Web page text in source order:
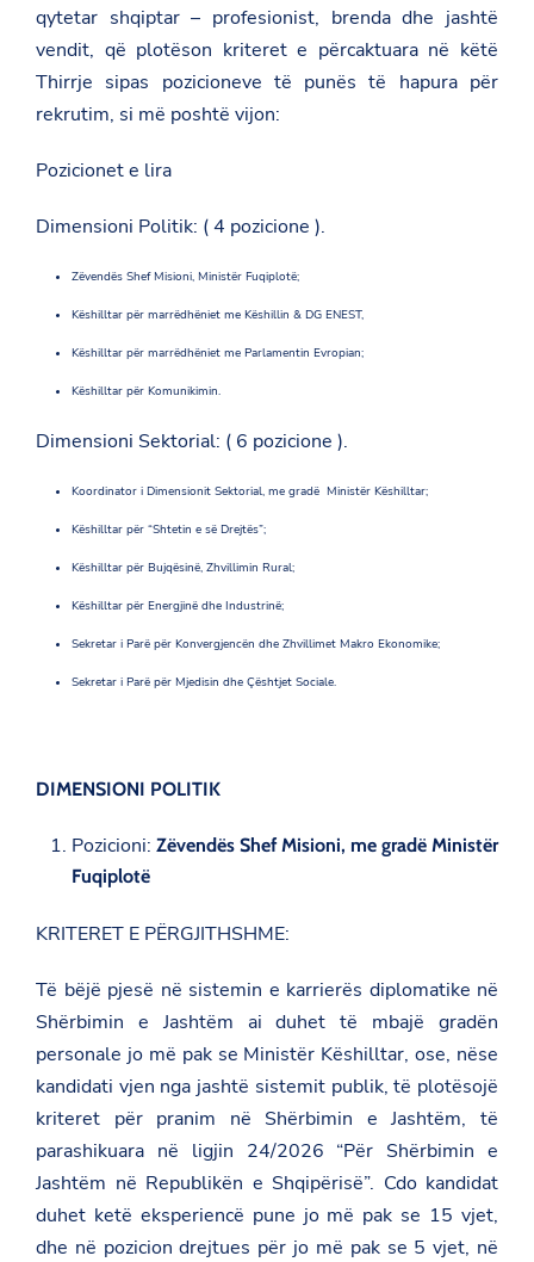
qytetar shqiptar – profesionist, brenda dhe jashtë
vendit, që plotëson kriteret e përcaktuara në këtë
Thirrje sipas pozicioneve të punës të hapura për
rekrutim, si më poshtë vijon:
Pozicionet e lira
Dimensioni Politik: ( 4 pozicione ).
Zëvendës Shef Misioni, Ministër Fuqiplotë;
Këshilltar për marrëdhëniet me Këshillin & DG ENEST,
Këshilltar për marrëdhëniet me Parlamentin Evropian;
Këshilltar për Komunikimin.
Dimensioni Sektorial: ( 6 pozicione ).
Koordinator i Dimensionit Sektorial, me gradë Ministër Këshilltar;
Këshilltar për “Shtetin e së Drejtës”;
Këshilltar për Bujqësinë, Zhvillimin Rural;
Këshilltar për Energjinë dhe Industrinë;
Sekretar i Parë për Konvergjencën dhe Zhvillimet Makro Ekonomike;
Sekretar i Parë për Mjedisin dhe Çështjet Sociale.
DIMENSIONI POLITIK
Pozicioni: Zëvendës Shef Misioni, me gradë Ministër
Fuqiplotë
KRITERET E PËRGJITHSHME:
Të bëjë pjesë në sistemin e karrierës diplomatike në
Shërbimin e Jashtëm ai duhet të mbajë gradën
personale jo më pak se Ministër Këshilltar, ose, nëse
kandidati vjen nga jashtë sistemit publik, të plotësojë
kriteret për pranim në Shërbimin e Jashtëm, të
parashikuara në ligjin 24/2026 “Për Shërbimin e
Jashtëm në Republikën e Shqipërisë”. Cdo kandidat
duhet ketë eksperiencë pune jo më pak se 15 vjet,
dhe në pozicion drejtues për jo më pak se 5 vjet, në